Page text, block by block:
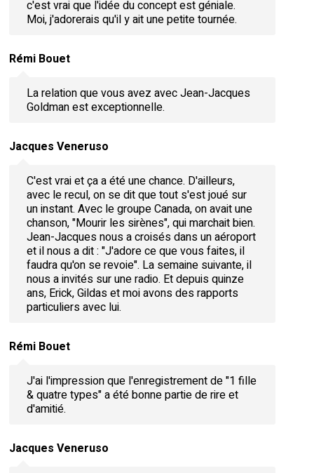
c'est vrai que l'idée du concept est géniale.
Moi, j'adorerais qu'il y ait une petite tournée.
Rémi Bouet
La relation que vous avez avec Jean-Jacques
Goldman est exceptionnelle.
Jacques Veneruso
C'est vrai et ça a été une chance. D'ailleurs,
avec le recul, on se dit que tout s'est joué sur
un instant. Avec le groupe Canada, on avait une
chanson, "Mourir les sirènes", qui marchait bien.
Jean-Jacques nous a croisés dans un aéroport
et il nous a dit : "J'adore ce que vous faites, il
faudra qu'on se revoie". La semaine suivante, il
nous a invités sur une radio. Et depuis quinze
ans, Erick, Gildas et moi avons des rapports
particuliers avec lui.
Rémi Bouet
J'ai l'impression que l'enregistrement de "1 fille
& quatre types" a été bonne partie de rire et
d'amitié.
Jacques Veneruso